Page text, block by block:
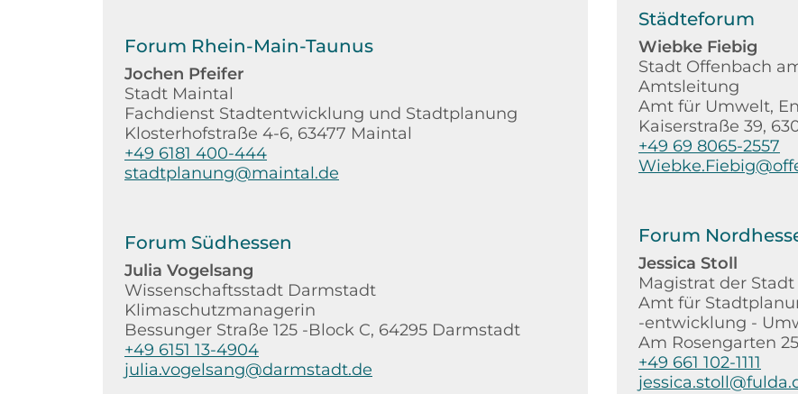
Forum Rhein-Main-Taunus
Jochen Pfeifer
Stadt Maintal
Fachdienst Stadtentwicklung und Stadtplanung
Klosterhofstraße 4-6, 63477 Maintal
+49 6181 400-444
stadtplanung@maintal.de
Forum Südhessen
Julia Vogelsang
Wissenschaftsstadt Darmstadt
Klimaschutzmanagerin
Bessunger Straße 125 -Block C, 64295 Darmstadt
+49 6151 13-4904
julia.vogelsang@darmstadt.de
Städteforum
Wiebke Fiebig
Stadt Offenbach
Amtsleitung
Amt für Umwelt,
Kaiserstraße 39,
+49 69 8065-2557
Forum
Jessica Stoll
Magistrat der Stadt
Amt für
-entwicklung -
Am Rosengarten
+49 661 102-1111